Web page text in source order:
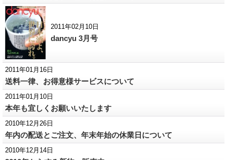
2011年02月10日
dancyu 3月号
2011年01月16日
送料一律、お得意様サービスについて
2011年01月10日
本年も宜しくお願いいたします
2010年12月26日
年内の配送とご注文、年末年始の休業日について
2010年12月14日